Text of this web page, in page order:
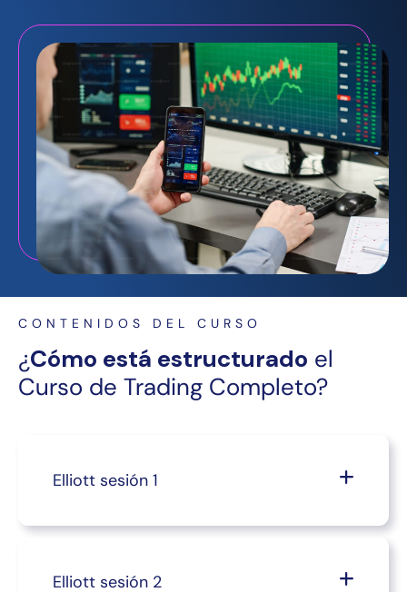
CONTENIDOS DEL CURSO
¿Cómo está estructurado el
Curso de Trading Completo?
Elliott sesión 1
Elliott sesión 2